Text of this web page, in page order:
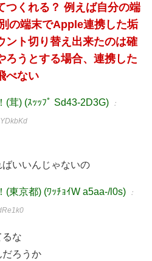
つくれる？ 例えば自分の端
の端末でApple連携した垢
ント切り替え出来たのは確
ろうとする場合、連携した
べない
(茸) (ｽｯｯﾌﾟ Sd43-2D3G) ：
いいんじゃないの
(東京都) (ﾜｯﾁｮｲW a5aa-/l0s) ：
るな
だろうか